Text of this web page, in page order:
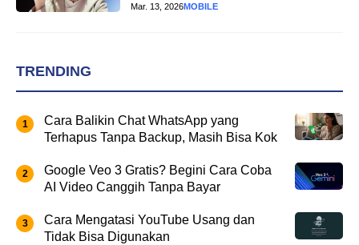
Mar. 13, 2026MOBILE
TRENDING
Cara Balikin Chat WhatsApp yang
Terhapus Tanpa Backup, Masih Bisa Kok
Google Veo 3 Gratis? Begini Cara Coba
AI Video Canggih Tanpa Bayar
Cara Mengatasi YouTube Usang dan
Tidak Bisa Digunakan